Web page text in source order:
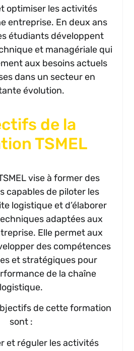
optimiser les activités
entreprise. En deux ans
étudiants développent
et managériale qui
aux besoins actuels
dans un secteur en
évolution.
de la
TSMEL
vise à former des
capables de piloter les
logistique et d’élaborer
adaptées aux
Elle permet aux
des compétences
et stratégiques pour
de la chaîne
logistique.
de cette formation
sont :
et réguler les activités